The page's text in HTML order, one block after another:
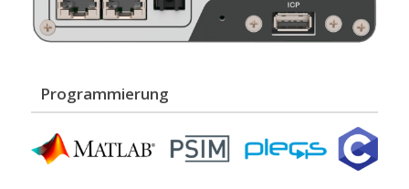
Programmierung